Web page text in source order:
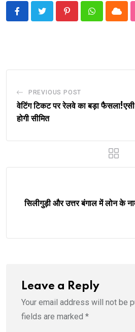
PinterestWhatsappCloud
PREVIOUS POST
वेटिंग टिकट पर रेलवे का बड़ा
होगी सीमित
सिलीगुड़ी और उत्तर बंगाल में लोन के
Leave a Reply
Your email address will not be
fields are marked *